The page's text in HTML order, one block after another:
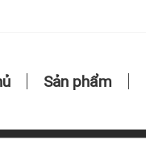
Sản phẩm